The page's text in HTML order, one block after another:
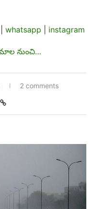
whatsapp instagram
నుంచి…
2 comments